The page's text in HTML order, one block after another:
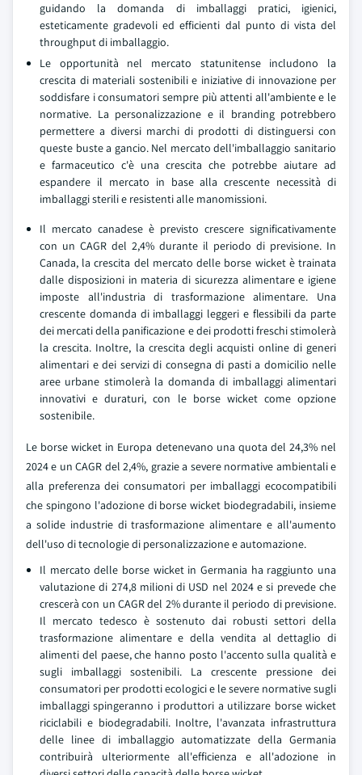
guidando la domanda di imballaggi pratici, igienici,
esteticamente gradevoli ed efficienti dal punto di vista del
throughput di imballaggio.
Le opportunità nel mercato statunitense includono la
crescita di materiali sostenibili e iniziative di innovazione per
soddisfare i consumatori sempre più attenti all'ambiente e le
normative. La personalizzazione e il branding potrebbero
permettere a diversi marchi di prodotti di distinguersi con
queste buste a gancio. Nel mercato dell'imballaggio sanitario
e farmaceutico c'è una crescita che potrebbe aiutare ad
espandere il mercato in base alla crescente necessità di
imballaggi sterili e resistenti alle manomissioni.
Il mercato canadese è previsto crescere significativamente
con un CAGR del 2,4% durante il periodo di previsione. In
Canada, la crescita del mercato delle borse wicket è trainata
dalle disposizioni in materia di sicurezza alimentare e igiene
imposte all'industria di trasformazione alimentare. Una
crescente domanda di imballaggi leggeri e flessibili da parte
dei mercati della panificazione e dei prodotti freschi stimolerà
la crescita. Inoltre, la crescita degli acquisti online di generi
alimentari e dei servizi di consegna di pasti a domicilio nelle
aree urbane stimolerà la domanda di imballaggi alimentari
innovativi e duraturi, con le borse wicket come opzione
sostenibile.
Le borse wicket in Europa detenevano una quota del 24,3% nel
2024 e un CAGR del 2,4%, grazie a severe normative ambientali e
alla preferenza dei consumatori per imballaggi ecocompatibili
che spingono l'adozione di borse wicket biodegradabili, insieme
a solide industrie di trasformazione alimentare e all'aumento
dell'uso di tecnologie di personalizzazione e automazione.
Il mercato delle borse wicket in Germania ha raggiunto una
valutazione di 274,8 milioni di USD nel 2024 e si prevede che
crescerà con un CAGR del 2% durante il periodo di previsione.
Il mercato tedesco è sostenuto dai robusti settori della
trasformazione alimentare e della vendita al dettaglio di
alimenti del paese, che hanno posto l'accento sulla qualità e
sugli imballaggi sostenibili. La crescente pressione dei
consumatori per prodotti ecologici e le severe normative sugli
imballaggi spingeranno i produttori a utilizzare borse wicket
riciclabili e biodegradabili. Inoltre, l'avanzata infrastruttura
delle linee di imballaggio automatizzate della Germania
contribuirà ulteriormente all'efficienza e all'adozione in